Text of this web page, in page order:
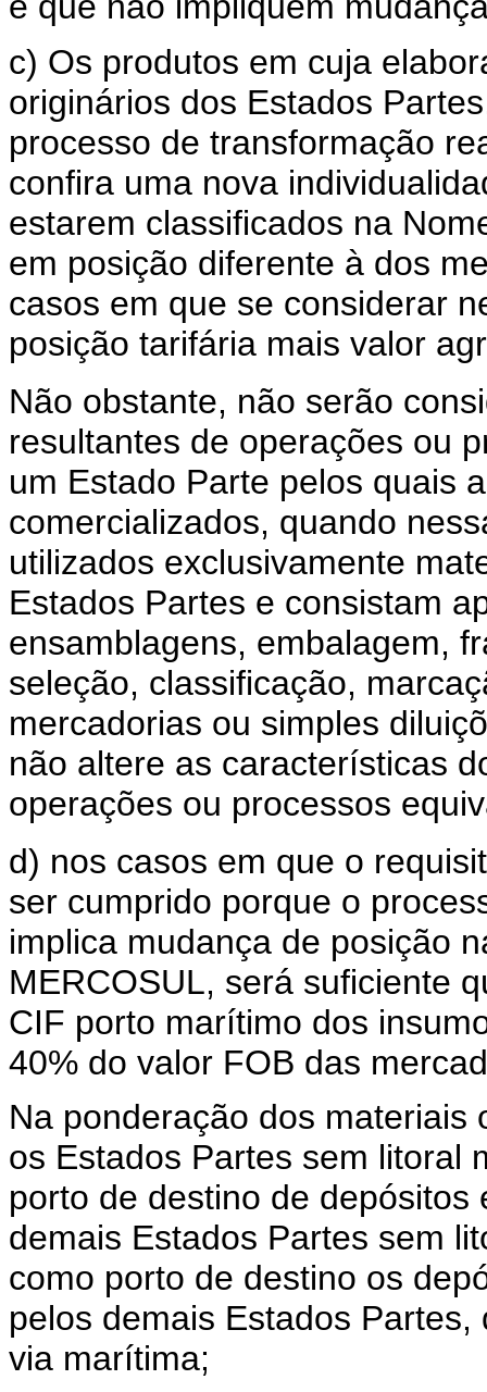
c) Os produtos em cuja
originários dos Estados
processo de transformação
confira uma nova
estarem classificados na
em posição diferente à dos
casos em que se considerar
posição tarifária mais valor
Não obstante, não serão
resultantes de operações ou
um Estado Parte pelos quais
comercializados, quando
utilizados exclusivamente
Estados Partes e consistam
ensamblagens, embalagem,
seleção, classificação,
mercadorias ou simples
não altere as características
operações ou processos
d) nos casos em que o
ser cumprido porque o
implica mudança de posição
MERCOSUL, será suficiente
CIF porto marítimo dos
40% do valor FOB das
Na ponderação dos
os Estados Partes sem litoral
porto de destino de
demais Estados Partes sem
como porto de destino os
pelos demais Estados
via marítima;